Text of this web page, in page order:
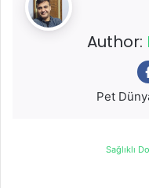
Author:
Pet
Sağlıklı